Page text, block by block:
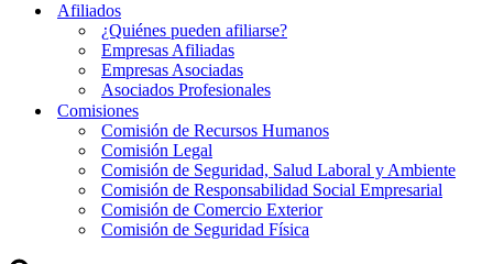
Afiliados
¿Quiénes pueden afiliarse?
Empresas Afiliadas
Empresas Asociadas
Asociados Profesionales
Comisiones
Comisión de Recursos Humanos
Comisión Legal
Comisión de Seguridad, Salud Laboral y Ambiente
Comisión de Responsabilidad Social Empresarial
Comisión de Comercio Exterior
Comisión de Seguridad Física